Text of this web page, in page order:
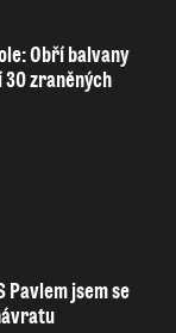
Obří balvany
zraněných
Pavlem jsem se